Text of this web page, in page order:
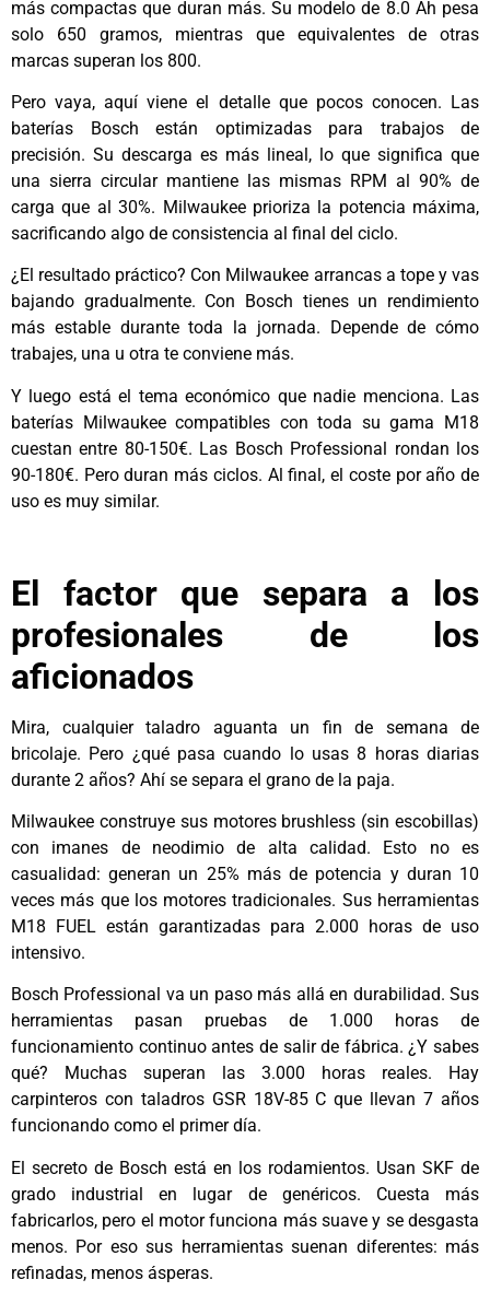
más compactas que duran más. Su modelo de 8.0 Ah pesa
solo 650 gramos, mientras que equivalentes de otras
marcas superan los 800.
Pero vaya, aquí viene el detalle que pocos conocen. Las
baterías Bosch están optimizadas para trabajos de
precisión. Su descarga es más lineal, lo que significa que
una sierra circular mantiene las mismas RPM al 90% de
carga que al 30%. Milwaukee prioriza la potencia máxima,
sacrificando algo de consistencia al final del ciclo.
¿El resultado práctico? Con Milwaukee arrancas a tope y vas
bajando gradualmente. Con Bosch tienes un rendimiento
más estable durante toda la jornada. Depende de cómo
trabajes, una u otra te conviene más.
Y luego está el tema económico que nadie menciona. Las
baterías Milwaukee compatibles con toda su gama M18
cuestan entre 80-150€. Las Bosch Professional rondan los
90-180€. Pero duran más ciclos. Al final, el coste por año de
uso es muy similar.
El factor que separa a los
profesionales de los
aficionados
Mira, cualquier taladro aguanta un fin de semana de
bricolaje. Pero ¿qué pasa cuando lo usas 8 horas diarias
durante 2 años? Ahí se separa el grano de la paja.
Milwaukee construye sus motores brushless (sin escobillas)
con imanes de neodimio de alta calidad. Esto no es
casualidad: generan un 25% más de potencia y duran 10
veces más que los motores tradicionales. Sus herramientas
M18 FUEL están garantizadas para 2.000 horas de uso
intensivo.
Bosch Professional va un paso más allá en durabilidad. Sus
herramientas pasan pruebas de 1.000 horas de
funcionamiento continuo antes de salir de fábrica. ¿Y sabes
qué? Muchas superan las 3.000 horas reales. Hay
carpinteros con taladros GSR 18V-85 C que llevan 7 años
funcionando como el primer día.
El secreto de Bosch está en los rodamientos. Usan SKF de
grado industrial en lugar de genéricos. Cuesta más
fabricarlos, pero el motor funciona más suave y se desgasta
menos. Por eso sus herramientas suenan diferentes: más
refinadas, menos ásperas.